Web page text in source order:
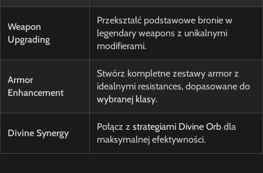
Weapon
Upgrading
Przekształć podstawowe bronie w
legendary weapons z unikalnymi
modifierami.
Armor
Enhancement
Stwórz kompletne zestawy armor z
idealnymi resistances, dopasowane do
wybranej klasy.
Divine Synergy
Połącz z strategiami Divine Orb dla
maksymalnej efektywności.